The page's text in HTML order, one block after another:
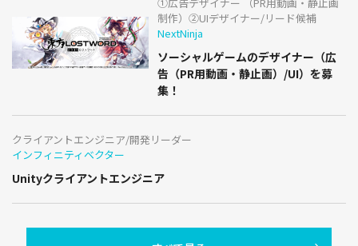
①広告デザイナー （PR用動画・静止画
制作）②UIデザイナー/リード候補
NextNinja
ソーシャルゲームのデザイナー（広
告（PR用動画・静止画）/UI）を募
集！
クライアントエンジニア/開発リーダー
インフィニティベクター
Unityクライアントエンジニア